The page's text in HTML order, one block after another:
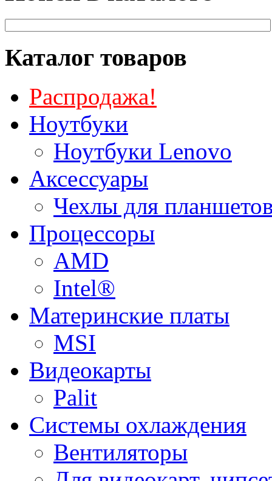
Каталог товаров
Распродажа!
Ноутбуки
Ноутбуки Lenovo
Аксессуары
Чехлы для
Процессоры
AMD
Intel®
Материнские платы
MSI
Видеокарты
Palit
Системы охлаждения
Вентиляторы